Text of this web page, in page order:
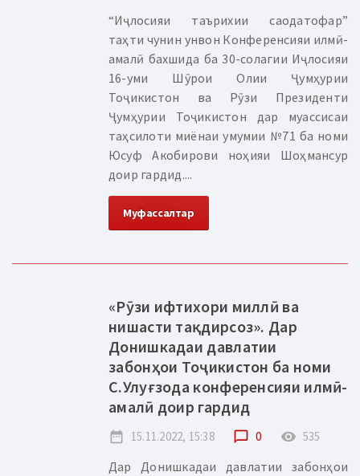
“Иҷлосияи таърихии саодатофар”
таҳти чунин унвон Конференсияи илмӣ-
амалӣ бахшида ба 30-солагии Иҷлосияи
16-уми Шӯрои Олии Ҷумҳурии
Тоҷикистон ва Рӯзи Президенти
Ҷумҳурии Тоҷикистон дар муассисаи
таҳсилоти миёнаи умумии №71 ба номи
Юсуф Акобирови ноҳияи Шоҳмансур
доир гардид....
Муфассалтар
«Рӯзи ифтихори миллӣ ва
нишасти тақдирсоз». Дар
Донишкадаи давлатии
забонҳои Тоҷикистон ба номи
С.Улуғзода конференсияи илмӣ-
амалӣ доир гардид
date_range 15.11.2022, 15:38 chat_bubble_outline 0 remove_red_eye 535
Дар Донишкадаи давлатии забонҳои